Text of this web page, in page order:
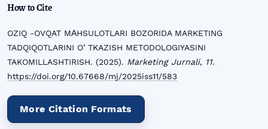
How to Cite
OZIQ -OVQAT MАHSULOTLARI BOZORIDA MARKETING
TADQIQOTLARINI OʼTKAZISH METODOLOGIYASINI
TAKOMILLASHTIRISH. (2025). Marketing Jurnali, 11.
https://doi.org/10.67668/mj/2025iss11/583
More Citation Formats